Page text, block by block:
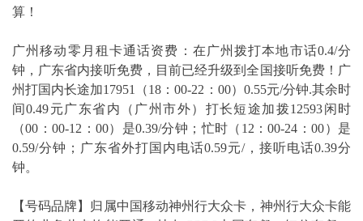
算！
广州移动零月租卡通话资费：在广州拨打本地市话0.4/分
钟，广东省内接听免费，目前已经升级到全国接听免费！广
州打国内长途加17951（18：00-22：00）0.55元/分钟.其余时
间0.49元广东省内（广州市外）打长短途加拨12593闲时
（00：00-12：00）是0.39/分钟；忙时（12：00-24：00）是
0.59/分钟；广东省外打国内电话0.59元/，接听电话0.39分
钟。
【号码品牌】归属中国移动神州行大众卡，神州行大众卡能